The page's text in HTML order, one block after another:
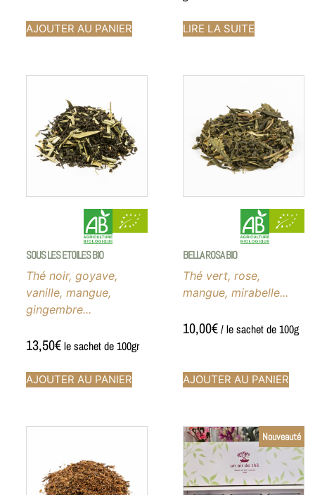
AJOUTER AU PANIER LIRE LA SUITE
SOUS LES ETOILES BIO
Thé noir, goyave,
vanille, mangue,
gingembre...
13,50€le sachet de 100gr
AJOUTER AU PANIER
BELLA ROSA BIO
Thé vert, rose,
mangue, mirabelle...
10,00€/ le sachet de 100g
AJOUTER AU PANIER
Nouveauté